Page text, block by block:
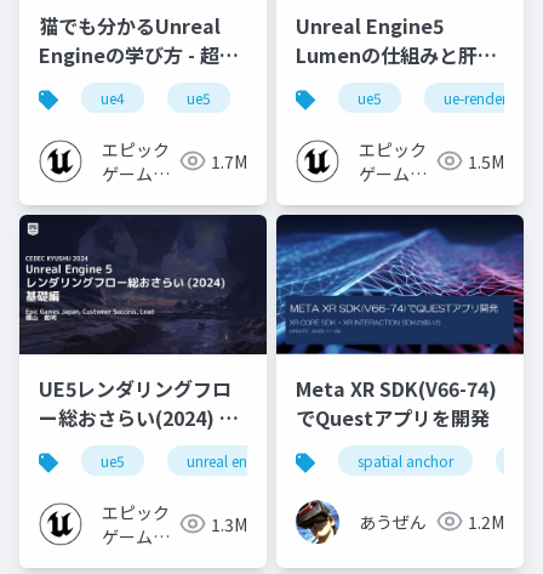
猫でも分かるUnreal
Engineの学び方 - 超初
心者向け編 - 2023 v1.0
ue4 ue5 ue-beginner
エピック
ゲームズ
1.7M
Unreal Engine5
Lumenの仕組みと肝心
なところ
ue5 ue-rendering
エピック
ゲームズ
1.5M
UE5レンダリングフロ
ー総おさらい(2024) 基
礎編！
[CEDEC+KYUSHU
2024]
ue5 unreal engine ue-rendering
エピック
ゲームズ
1.3M
Meta XR SDK(V66-74)
でQuestアプリを開発
spatial anchor
あうぜん 1.2M